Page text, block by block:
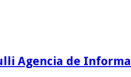
Agencia de